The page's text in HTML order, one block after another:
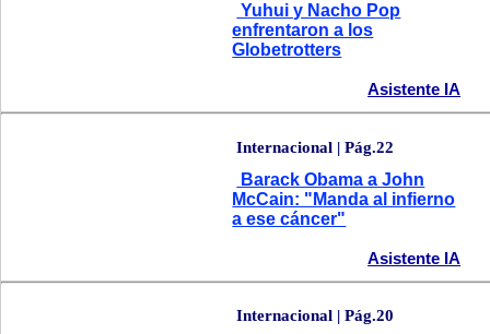
Yuhui y Nacho Pop
enfrentaron a los
Globetrotters
Asistente IA
Internacional | Pág.22
Barack Obama a John
McCain: "Manda al infierno
a ese cáncer"
Asistente IA
Internacional | Pág.20